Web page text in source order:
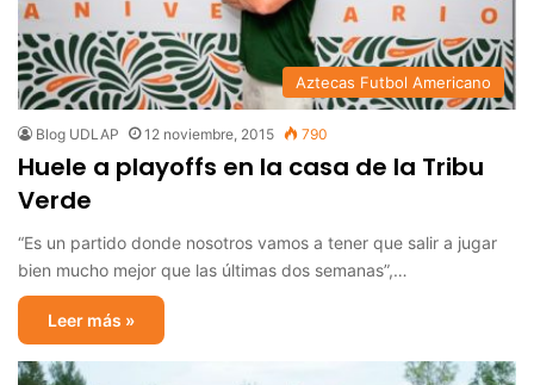
Aztecas Futbol Americano
Blog UDLAP 12 noviembre, 2015 790
Huele a playoffs en la casa de la Tribu
Verde
“Es un partido donde nosotros vamos a tener que salir a jugar
bien mucho mejor que las últimas dos semanas”,…
Leer más »